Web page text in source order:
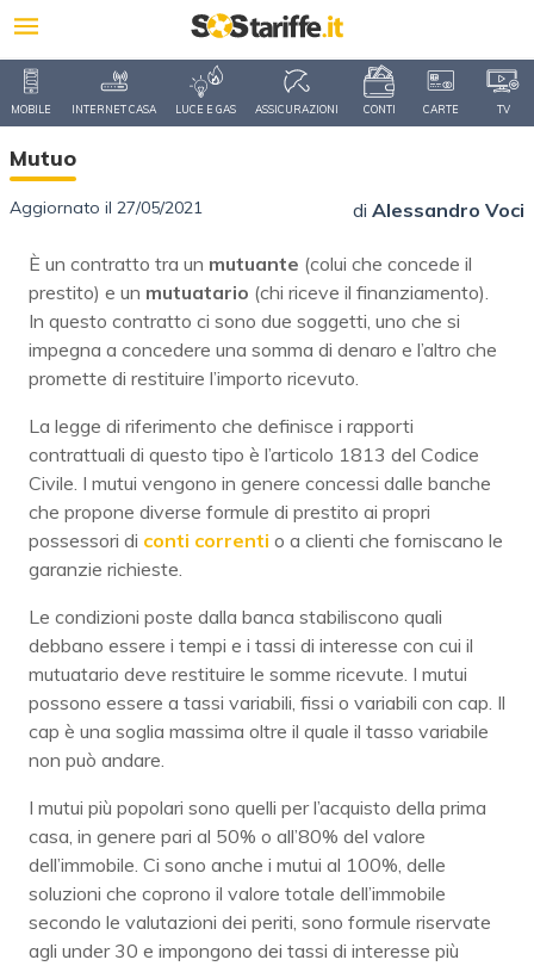
MOBILE INTERNET CASA LUCE E GAS ASSICURAZIONI CONTI CARTE TV
Mutuo
Aggiornato il 27/05/2021 di Alessandro Voci
È un contratto tra un mutuante (colui che concede il
prestito) e un mutuatario (chi riceve il finanziamento).
In questo contratto ci sono due soggetti, uno che si
impegna a concedere una somma di denaro e l’altro che
promette di restituire l’importo ricevuto.
La legge di riferimento che definisce i rapporti
contrattuali di questo tipo è l’articolo 1813 del Codice
Civile. I mutui vengono in genere concessi dalle banche
che propone diverse formule di prestito ai propri
possessori di conti correnti o a clienti che forniscano le
garanzie richieste.
Le condizioni poste dalla banca stabiliscono quali
debbano essere i tempi e i tassi di interesse con cui il
mutuatario deve restituire le somme ricevute. I mutui
possono essere a tassi variabili, fissi o variabili con cap. Il
cap è una soglia massima oltre il quale il tasso variabile
non può andare.
I mutui più popolari sono quelli per l’acquisto della prima
casa, in genere pari al 50% o all’80% del valore
dell’immobile. Ci sono anche i mutui al 100%, delle
soluzioni che coprono il valore totale dell’immobile
secondo le valutazioni dei periti, sono formule riservate
agli under 30 e impongono dei tassi di interesse più